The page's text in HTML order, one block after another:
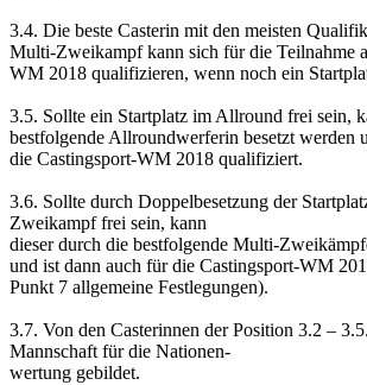
3.4. Die beste Casterin mit den meisten
Multi-Zweikampf kann sich für die Teilnahme
WM 2018 qualifizieren, wenn noch ein
3.5. Sollte ein Startplatz im Allround frei sein,
bestfolgende Allroundwerferin besetzt werden
die Castingsport-WM 2018 qualifiziert.
3.6. Sollte durch Doppelbesetzung der
Zweikampf frei sein, kann
dieser durch die bestfolgende Multi-
und ist dann auch für die Castingsport-WM
Punkt 7 allgemeine Festlegungen).
3.7. Von den Casterinnen der Position 3.2 –
Mannschaft für die Nationen-
wertung gebildet.